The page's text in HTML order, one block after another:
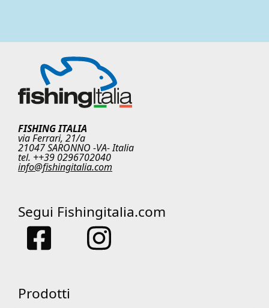
FISHING ITALIA
via Ferrari, 21/a
21047 SARONNO -VA- Italia
tel. ++39 0296702040
info@fishingitalia.com
Segui Fishingitalia.com
Prodotti